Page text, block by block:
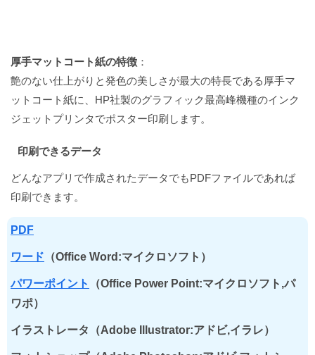
厚手マットコート紙の特徴 ：
艶のない仕上がりと発色の美しさが最大の特長である厚手マ
ットコート紙に、HP社製のグラフィック最高峰機種のインク
ジェットプリンタでポスター印刷します。
印刷できるデータ
どんなアプリで作成されたデータでもPDFファイルであれば
印刷できます。
PDF
ワード （Office Word:マイクロソフト）
パワーポイント
（Office Power Point:マイクロソフト,パ
ワポ）
イラストレータ（Adobe Illustrator:アドビ,イラレ）